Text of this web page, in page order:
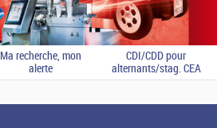
Ma recherche, mon
alerte
CDI/CDD pour
alternants/stag. CEA